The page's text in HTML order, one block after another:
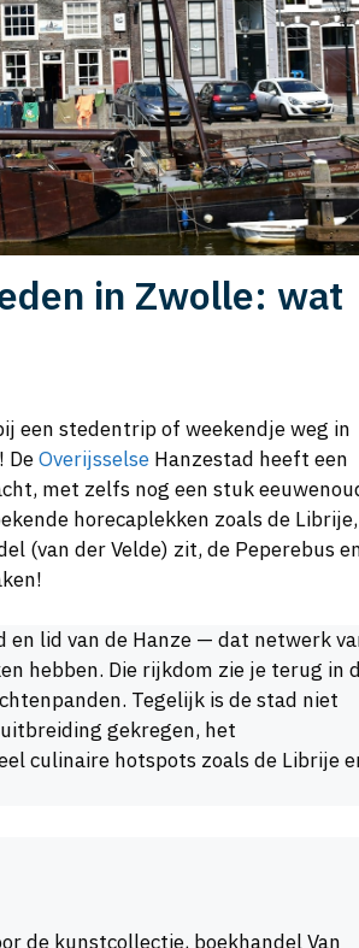
in Zwolle: wat
een stedentrip of weekendje weg in
DeOverijsselse Hanzestad heeft een
met zelfs nog een stuk
horecaplekken zoals de Librije,
(van der Velde) zit, de Peperebus
en lid van de Hanze — dat netwerk
hebben. Die rijkdom zie je terug in
Tegelijk is de stad niet
gekregen, het
culinaire hotspots zoals de Librije
de kunstcollectie, boekhandel Van